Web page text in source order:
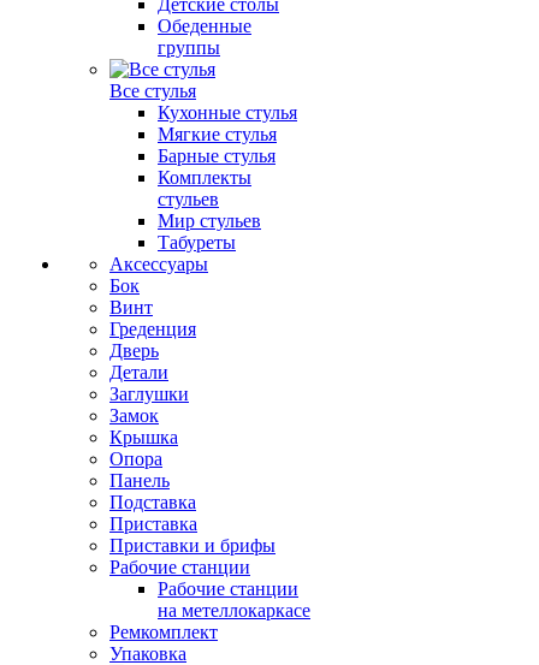
Детские столы
Обеденные
группы
Все стулья
Кухонные стулья
Мягкие стулья
Барные стулья
Комплекты
стульев
Мир стульев
Табуреты
Аксессуары
Бок
Винт
Греденция
Дверь
Детали
Заглушки
Замок
Крышка
Опора
Панель
Подставка
Приставка
Приставки и брифы
Рабочие станции
Рабочие станции
на метеллокаркасе
Ремкомплект
Упаковка